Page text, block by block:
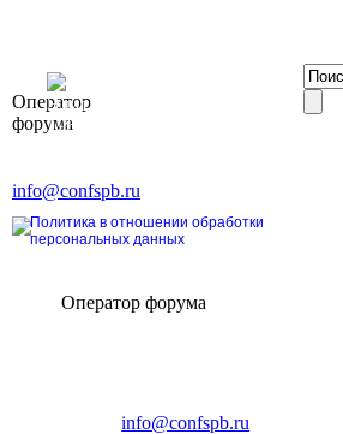
Оператор
форума
Элит»
196191, г. Санкт-Петербург,
info@confspb.ru
Политика в отношении обработки
персональных данных
Оператор форума
E-mail:info@confspb.ru